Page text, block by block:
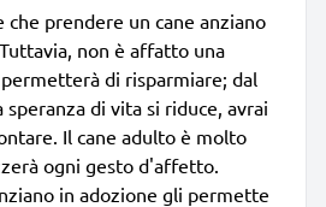
che prendere un cane anziano
non è affatto una
di risparmiare; dal
di vita si riduce, avrai
Il cane adulto è molto
ogni gesto d'affetto.
in adozione gli permette